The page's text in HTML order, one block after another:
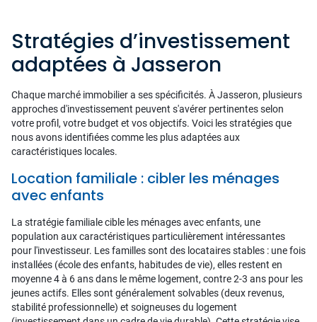
Stratégies d’investissement
adaptées à Jasseron
Chaque marché immobilier a ses spécificités. À Jasseron, plusieurs
approches d'investissement peuvent s'avérer pertinentes selon
votre profil, votre budget et vos objectifs. Voici les stratégies que
nous avons identifiées comme les plus adaptées aux
caractéristiques locales.
Location familiale : cibler les ménages
avec enfants
La stratégie familiale cible les ménages avec enfants, une
population aux caractéristiques particulièrement intéressantes
pour l'investisseur. Les familles sont des locataires stables : une fois
installées (école des enfants, habitudes de vie), elles restent en
moyenne 4 à 6 ans dans le même logement, contre 2-3 ans pour les
jeunes actifs. Elles sont généralement solvables (deux revenus,
stabilité professionnelle) et soigneuses du logement